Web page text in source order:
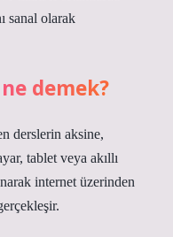
sanal olarak
demek?
derslerin aksine,
tablet veya akıllı
internet üzerinden